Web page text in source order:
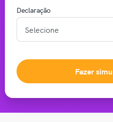
Declaração
Fazer